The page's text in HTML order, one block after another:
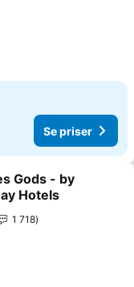
Se priser
Gods - by
Hotels
1 718